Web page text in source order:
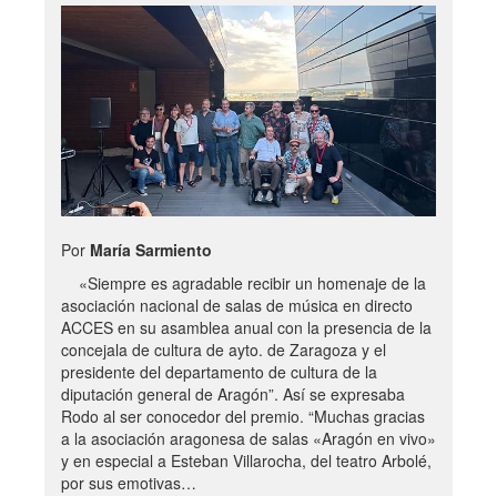
Por María Sarmiento
«Siempre es agradable recibir un homenaje de la
asociación nacional de salas de música en directo
ACCES en su asamblea anual con la presencia de la
concejala de cultura de ayto. de Zaragoza y el
presidente del departamento de cultura de la
diputación general de Aragón”. Así se expresaba
Rodo al ser conocedor del premio. “Muchas gracias
a la asociación aragonesa de salas «Aragón en vivo»
y en especial a Esteban Villarocha, del teatro Arbolé,
por sus emotivas…